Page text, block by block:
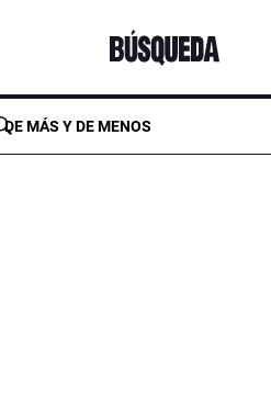
DE MÁS Y DE MENOS